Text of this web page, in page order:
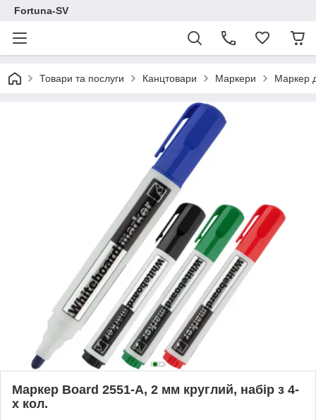
Fortuna-SV
Товари та послуги Канцтовари Маркери Маркер
Маркер Board 2551-A, 2 мм круглий, набір з 4-
х кол.